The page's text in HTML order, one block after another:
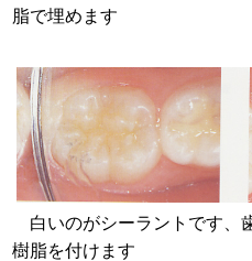
脂で埋めます
白いのがシーラントです、
樹脂を付けます